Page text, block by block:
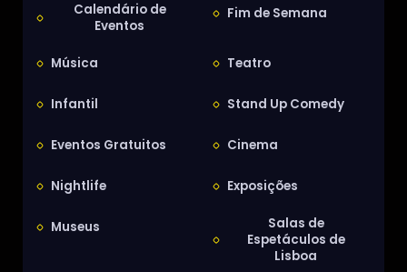
Calendário de
Eventos
Fim de Semana
Música Teatro
Infantil Stand Up Comedy
Eventos Gratuitos Cinema
Nightlife Exposições
Museus
Salas de
Espetáculos de
Lisboa